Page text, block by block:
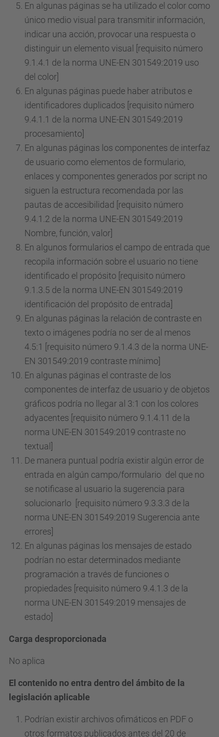
En algunas páginas se ha utilizado el color como
único medio visual para transmitir información,
indicar una acción, provocar una respuesta o
distinguir un elemento visual [requisito número
9.1.4.1 de la norma UNE-EN 301549:2019 uso
del color]
En algunas páginas puede haber atributos e
identificadores duplicados [requisito número
9.4.1.1 de la norma UNE-EN 301549:2019
procesamiento]
En algunas páginas los componentes de interfaz
de usuario como elementos de formulario,
enlaces y componentes generados por script no
siguen la estructura recomendada por las
pautas de accesibilidad [requisito número
9.4.1.2 de la norma UNE-EN 301549:2019
Nombre, función, valor]
En algunos formularios el campo de entrada que
recopila información sobre el usuario no tiene
identificado el propósito [requisito número
9.1.3.5 de la norma UNE-EN 301549:2019
identificación del propósito de entrada]
En algunas páginas la relación de contraste en
texto o imágenes podría no ser de al menos
4.5:1 [requisito número 9.1.4.3 de la norma UNE-
EN 301549:2019 contraste mínimo]
En algunas páginas el contraste de los
componentes de interfaz de usuario y de objetos
gráficos podría no llegar al 3:1 con los colores
adyacentes [requisito número 9.1.4.11 de la
norma UNE-EN 301549:2019 contraste no
textual]
De manera puntual podría existir algún error de
entrada en algún campo/formulario del que no
se notificase al usuario la sugerencia para
solucionarlo [requisito número 9.3.3.3 de la
norma UNE-EN 301549:2019 Sugerencia ante
errores]
En algunas páginas los mensajes de estado
podrían no estar determinados mediante
programación a través de funciones o
propiedades [requisito número 9.4.1.3 de la
norma UNE-EN 301549:2019 mensajes de
estado]
Carga desproporcionada
No aplica
El contenido no entra dentro del ámbito de la
legislación aplicable
Podrían existir archivos ofimáticos en PDF o
otros formatos publicados antes del 20 de